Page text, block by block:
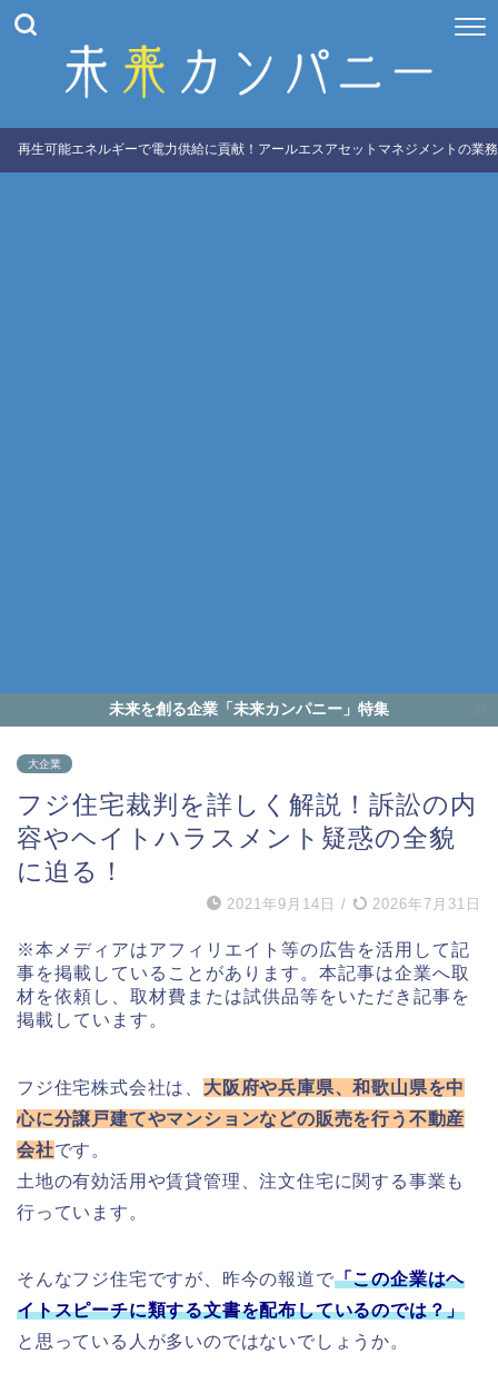
再生可能エネルギーで電力供給に貢献！アールエスアセットマネジメントの業
未来を創る企業「未来カンパニー」特集
大企業
フジ住宅裁判を詳しく解説！訴訟の内
容やヘイトハラスメント疑惑の全貌
に迫る！
2021年9月14日 / 2026年7月31日
※本メディアはアフィリエイト等の広告を活用して記
事を掲載していることがあります。本記事は企業へ取
材を依頼し、取材費または試供品等をいただき記事を
掲載しています。
フジ住宅株式会社は、 大阪府や兵庫県、和歌山県を中
心に分譲戸建てやマンションなどの販売を行う不動産
会社です。
土地の有効活用や賃貸管理、注文住宅に関する事業も
行っています。
そんなフジ住宅ですが、昨今の報道で「この企業はヘ
イトスピーチに類する文書を配布しているのでは？」
と思っている人が多いのではないでしょうか。